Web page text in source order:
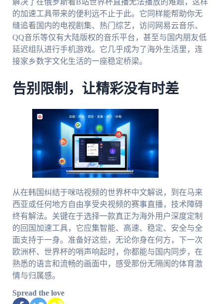
解决了在俄罗斯看B站世界杯直播无法播放的难题，这样
的加速工具带来的便利远不止于此。它同样能帮助你无
缝追看国内的电视剧集、热门综艺，访问网易云音乐、
QQ音乐等仅有大陆版权的音乐平台，甚至与国内朋友低
延迟组队进行手机游戏。它几乎成为了海外生活里，连
接家乡数字文化生活的一座稳定桥梁。
告别限制，让精彩没有时差
从在韩国纠结于咪咕视频的世界杯中文解说，到在马来
西亚或任何地方自由享受央视频的赛事直播，技术障碍
终有解法。关键在于选择一款真正为海外用户深度定制
的回国加速工具，它应集智能、高速、稳定、安全与全
面支持于一身。准备好这些，无论你身在何方，下一次
欧洲杯、世界杯的哨声响起时，你都能与国内同步，在
熟悉的语言和流畅的画面中，感受那份无隔阂的体育激
情与归属感。
Spread the love